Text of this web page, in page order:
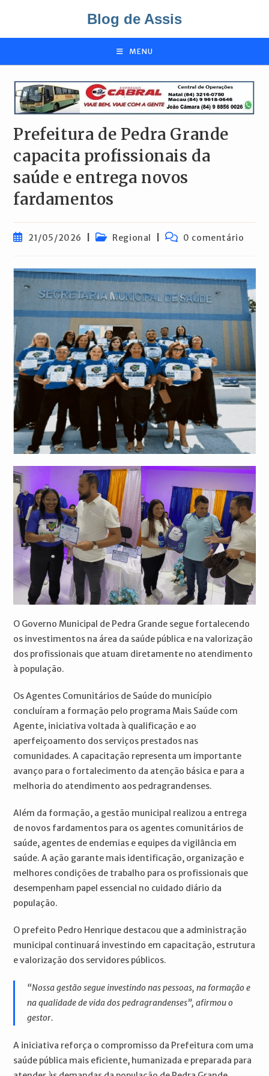
o
Blog de Assis
MENU
Prefeitura de Pedra Grande
capacita profissionais da
saúde e entrega novos
fardamentos
Post21/05/2026
Categoria
Regional
Comentários
0 comentário
O Governo Municipal de Pedra Grande segue fortalecendo
os investimentos na área da saúde pública e na valorização
dos profissionais que atuam diretamente no atendimento
à população.
Os Agentes Comunitários de Saúde do município
concluíram a formação pelo programa Mais Saúde com
Agente, iniciativa voltada à qualificação e ao
aperfeiçoamento dos serviços prestados nas
comunidades. A capacitação representa um importante
avanço para o fortalecimento da atenção básica e para a
melhoria do atendimento aos pedragrandenses.
Além da formação, a gestão municipal realizou a entrega
de novos fardamentos para os agentes comunitários de
saúde, agentes de endemias e equipes da vigilância em
saúde. A ação garante mais identificação, organização e
melhores condições de trabalho para os profissionais que
desempenham papel essencial no cuidado diário da
população.
O prefeito Pedro Henrique destacou que a administração
municipal continuará investindo em capacitação, estrutura
e valorização dos servidores públicos.
“Nossa gestão segue investindo nas pessoas, na formação e
na qualidade de vida dos pedragrandenses”, afirmou o
gestor.
A iniciativa reforça o compromisso da Prefeitura com uma
saúde pública mais eficiente, humanizada e preparada para